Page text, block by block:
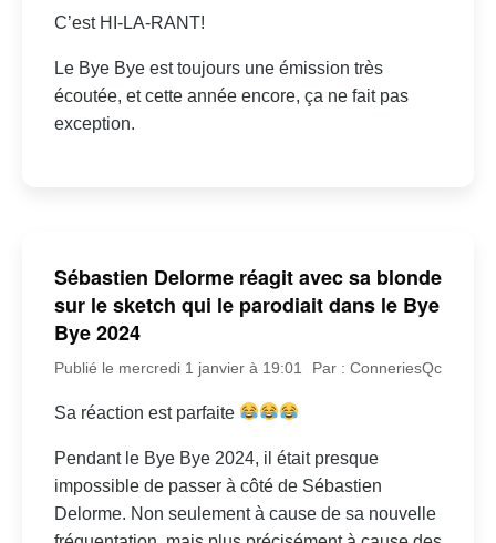
C’est HI-LA-RANT!
Le Bye Bye est toujours une émission très
écoutée, et cette année encore, ça ne fait pas
exception.
Sébastien Delorme réagit avec sa blonde
sur le sketch qui le parodiait dans le Bye
Bye 2024
Publié le mercredi 1 janvier à 19:01 Par : ConneriesQc
Sa réaction est parfaite
Pendant le Bye Bye 2024, il était presque
impossible de passer à côté de Sébastien
Delorme. Non seulement à cause de sa nouvelle